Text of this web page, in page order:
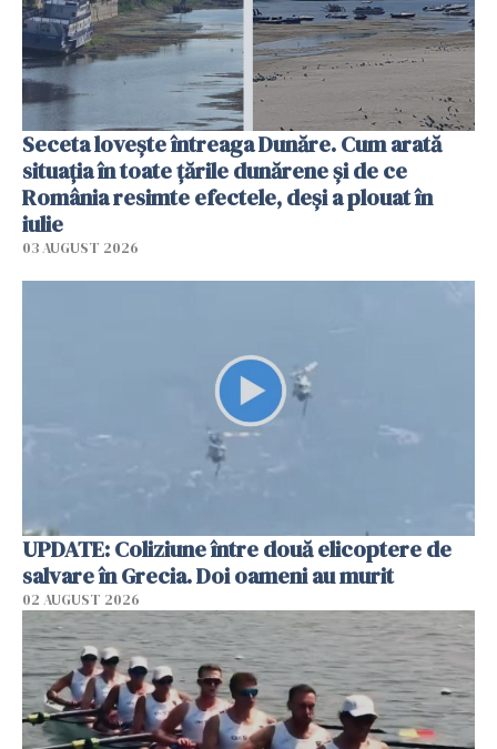
Seceta lovește întreaga Dunăre. Cum arată
situația în toate țările dunărene și de ce
România resimte efectele, deși a plouat în
iulie
03 AUGUST 2026
UPDATE: Coliziune între două elicoptere de
salvare în Grecia. Doi oameni au murit
02 AUGUST 2026